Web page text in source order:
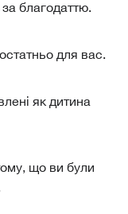
благодаттю.
для вас.
як дитина
що ви були